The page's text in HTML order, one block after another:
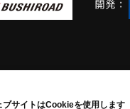
ブサイトはCookieを使用します